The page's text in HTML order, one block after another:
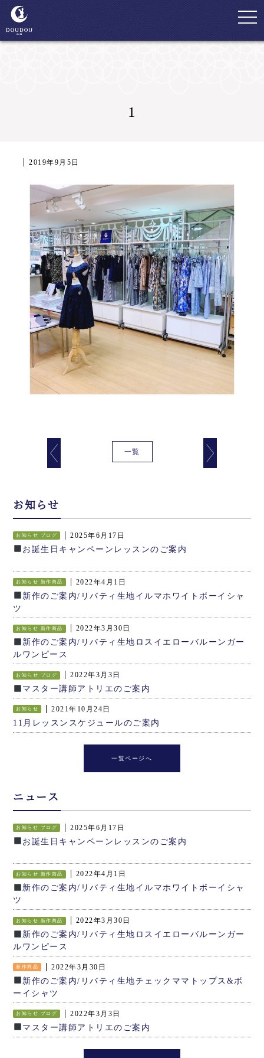
1
2019年9月5日
一覧
お知らせ
お知らせ ブログ 2025年6月17日
お誕生日キャンペーンレッスンのご案内
お知らせ 新作商品 2022年4月1日
新作のご案内/リバティ生地イルマホワイトボーイシャ
ツ
お知らせ 新作商品 2022年3月30日
新作のご案内/リバティ生地ロスイエローバルーンガー
ルワンピース
お知らせ ブログ 2022年3月3日
マスター講師アトリエのご案内
お知らせ 2021年10月24日
11月レッスンスケジュールのご案内
一覧ページへ
ニュース
お知らせ ブログ 2025年6月17日
お誕生日キャンペーンレッスンのご案内
お知らせ 新作商品 2022年4月1日
新作のご案内/リバティ生地イルマホワイトボーイシャ
ツ
お知らせ 新作商品 2022年3月30日
新作のご案内/リバティ生地ロスイエローバルーンガー
ルワンピース
新作商品 2022年3月30日
新作のご案内/リバティ生地チェックママトップス&ボ
ーイシャツ
お知らせ ブログ 2022年3月3日
マスター講師アトリエのご案内